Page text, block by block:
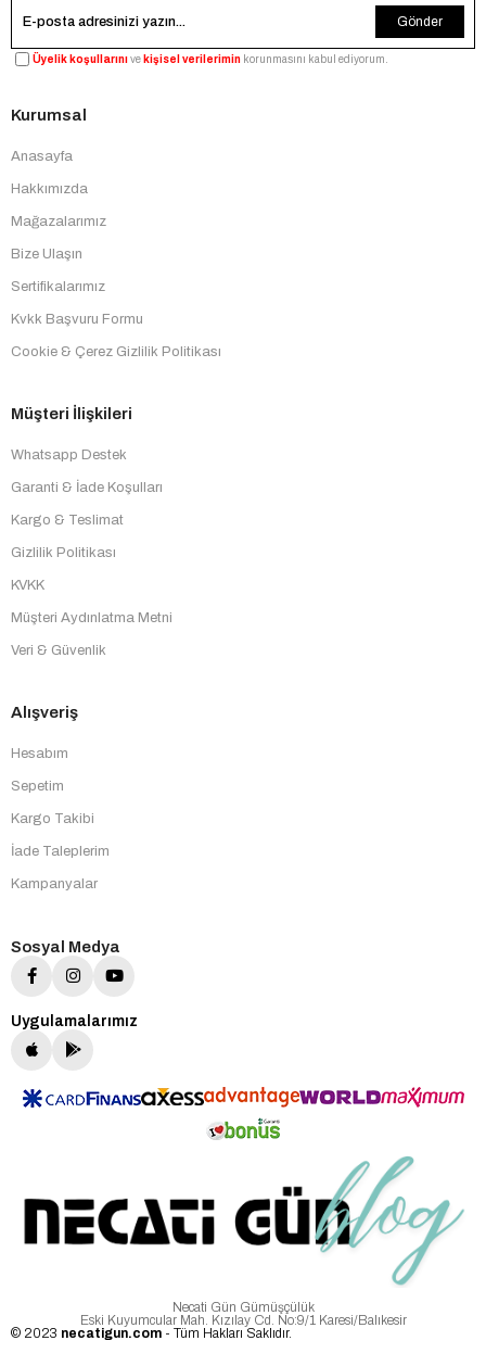
Gönder
Üyelik koşullarınıve kişisel verilerimin korunmasını kabul ediyorum.
Kurumsal
Anasayfa
Hakkımızda
Mağazalarımız
Bize Ulaşın
Sertifikalarımız
Kvkk Başvuru Formu
Cookie & Çerez Gizlilik Politikası
Müşteri İlişkileri
Whatsapp Destek
Garanti & İade Koşulları
Kargo & Teslimat
Gizlilik Politikası
KVKK
Müşteri Aydınlatma Metni
Veri & Güvenlik
Alışveriş
Hesabım
Sepetim
Kargo Takibi
İade Taleplerim
Kampanyalar
Sosyal Medya
Uygulamalarımız
Necati Gün Gümüşçülük
Eski Kuyumcular Mah. Kızılay Cd. No:9/1 Karesi/Balıkesir
© 2023 necatigun.com - Tüm Hakları Saklıdır.